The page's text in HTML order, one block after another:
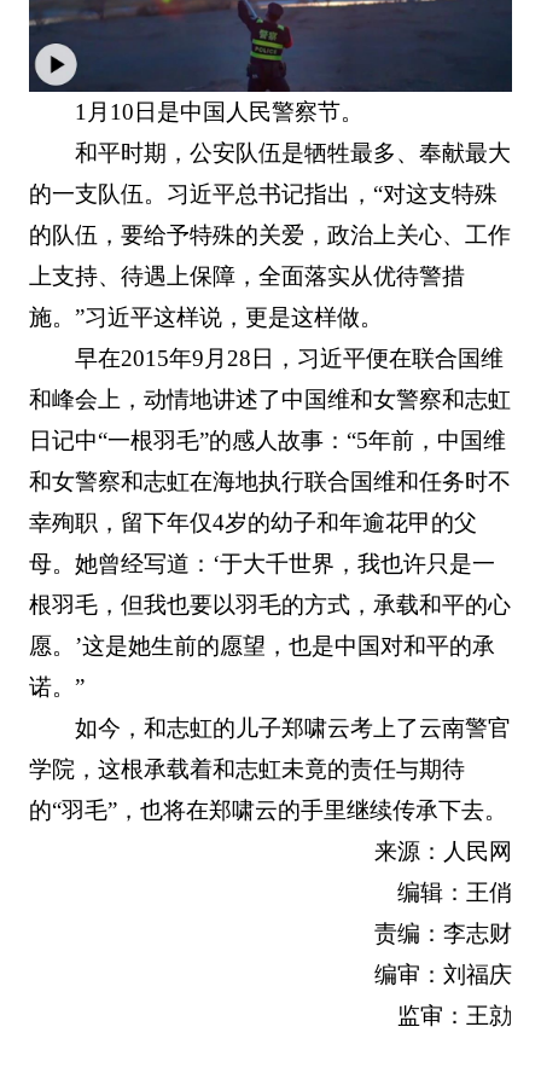
1月10日是中国人民警察节。
和平时期，公安队伍是牺牲最多、奉献最大
的一支队伍。习近平总书记指出，“对这支特殊
的队伍，要给予特殊的关爱，政治上关心、工作
上支持、待遇上保障，全面落实从优待警措
施。”习近平这样说，更是这样做。
早在2015年9月28日，习近平便在联合国维
和峰会上，动情地讲述了中国维和女警察和志虹
日记中“一根羽毛”的感人故事：“5年前，中国维
和女警察和志虹在海地执行联合国维和任务时不
幸殉职，留下年仅4岁的幼子和年逾花甲的父
母。她曾经写道：‘于大千世界，我也许只是一
根羽毛，但我也要以羽毛的方式，承载和平的心
愿。’这是她生前的愿望，也是中国对和平的承
诺。”
如今，和志虹的儿子郑啸云考上了云南警官
学院，这根承载着和志虹未竟的责任与期待
的“羽毛”，也将在郑啸云的手里继续传承下去。
来源：人民网
编辑：王俏
责编：李志财
编审：刘福庆
监审：王勍